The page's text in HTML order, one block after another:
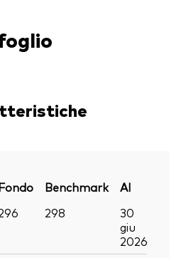
Benchmark
Al
298
30
giu
2026